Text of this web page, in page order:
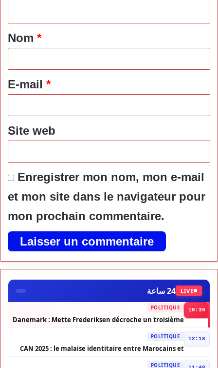
a
i
*
Nom *
E-mail *
Site web
Enregistrer mon nom, mon e-mail
et mon site dans le navigateur pour
mon prochain commentaire.
LIVE 24 ساعة
10:39
POLITIQUE
Danemark : Mette Frederiksen décroche un troisième
12:18
POLITIQUE
CAN 2025 : le malaise identitaire entre Marocains et
POLITIQUE